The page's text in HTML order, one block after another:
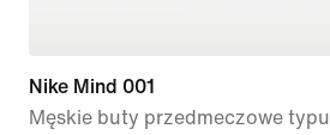
Nike Mind 001
Męskie buty przedmeczowe typu